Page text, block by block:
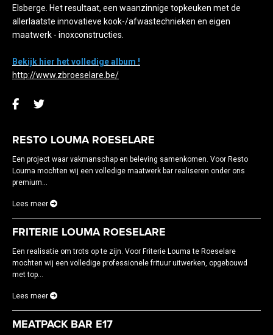
Elsberge. Het resultaat, een waanzinnige topkeuken met de
allerlaatste innovatieve kook-/afwastechnieken en eigen
maatwerk - inoxconstructies.
Bekijk hier het volledige album !
http://www.zbroeselare.be/
RESTO LOUMA ROESELARE
Een project waar vakmanschap en beleving samenkomen. Voor Resto
Louma mochten wij een volledige maatwerk bar realiseren onder ons
premium...
Lees meer
FRITERIE LOUMA ROESELARE
Een realisatie om trots op te zijn. Voor Friterie Louma te Roeselare
mochten wij een volledige professionele frituur uitwerken, opgebouwd
met top...
Lees meer
MEATPACK BAR E17